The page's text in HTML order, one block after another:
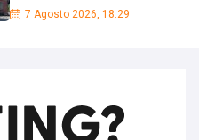
7 Agosto 2026, 18:29